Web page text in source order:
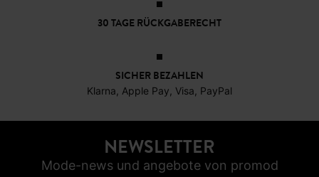
30 TAGE RÜCKGABERECHT
SICHER BEZAHLEN
Klarna, Apple Pay, Visa, PayPal
NEWSLETTER
Mode-news und angebote von promod